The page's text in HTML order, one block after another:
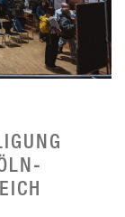
B
D